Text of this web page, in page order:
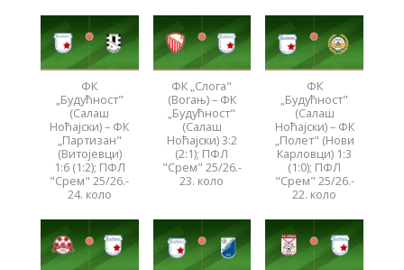
ФК
„Будућност"
(Салаш
Ноћајски) – ФК
„Партизан"
(Витојевци)
1:6 (1:2); ПФЛ
"Срем" 25/26.-
24. коло
ФК „Слога"
(Вогањ) – ФК
„Будућност"
(Салаш
Ноћајски) 3:2
(2:1); ПФЛ
"Срем" 25/26.-
23. коло
ФК
„Будућност"
(Салаш
Ноћајски) – ФК
„Полет" (Нови
Карловци) 1:3
(1:0); ПФЛ
"Срем" 25/26.-
22. коло